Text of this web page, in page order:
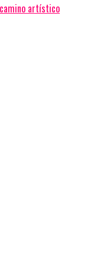
camino artístico